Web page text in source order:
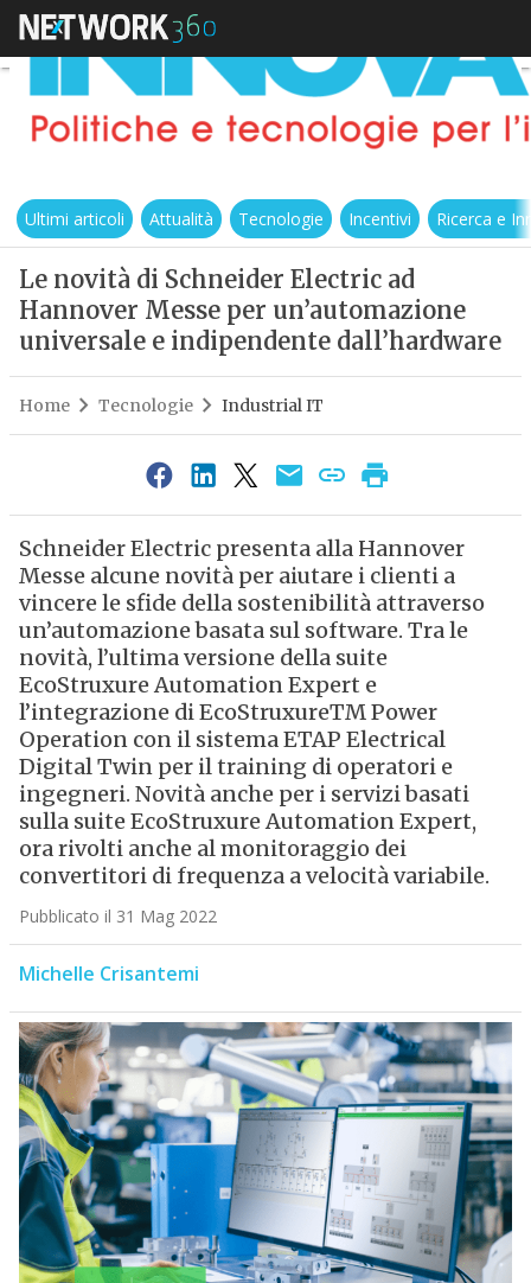
Ultimi articoli Attualità Tecnologie Incentivi Ricerca e
Le novità di Schneider Electric ad
Hannover Messe per un’automazione
universale e indipendente dall’hardware
Home Tecnologie Industrial IT
Schneider Electric presenta alla Hannover
Messe alcune novità per aiutare i clienti a
vincere le sfide della sostenibilità attraverso
un’automazione basata sul software. Tra le
novità, l’ultima versione della suite
EcoStruxure Automation Expert e
l’integrazione di EcoStruxureTM Power
Operation con il sistema ETAP Electrical
Digital Twin per il training di operatori e
ingegneri. Novità anche per i servizi basati
sulla suite EcoStruxure Automation Expert,
ora rivolti anche al monitoraggio dei
convertitori di frequenza a velocità variabile.
Pubblicato il 31 Mag 2022
Michelle Crisantemi